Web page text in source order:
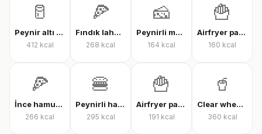
🥛
Peynir altı suyu protein tozu
412 kcal
🍕
Fındık lahmacun
268 kcal
🧀
Peynirli makarna
164 kcal
🍟
Airfryer patates kızartması
160 kcal
🍕
İnce hamur karışık pizza
266 kcal
🍔
Peynirli hamburger
295 kcal
🍟
Airfryer patates kızartması
191 kcal
🥤
Clear whey protein
360 kcal